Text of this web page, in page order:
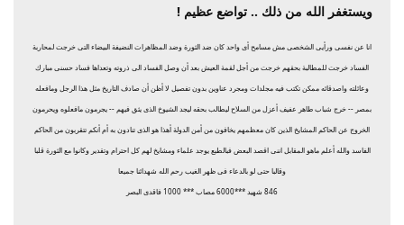
ويستغفر الله من ذلك .. تواضع عظيم !
انا عن نفسى ورأيى الشخصى مش مسامح أى واحد كان ضد الثورة وضد المظاهرات النضيفة البيضاء التى خرجت لمحاربة
الفساد خرجت للمطالبة بحقهم خرجت من أجل لقمة العيش بعد أن وصل الفساد الى ذروته وتعداها فساد حسنى مبارك
وعائلته واصدقائه ممكن تكتب فيه مجلدات ومجرد عناوين بدون تفصيل لا أظن أن صادف التاريخ مثل هذا الرجل ومافعله
بمصر -- خرج شباب طاهر عفيف أعزل من السلاح ليطالب بحقه ليجد الشيوخ الذى يثق فيهم -- يجرمون مافعلوه ويحرمون
الخروج عن الحاكم المشايخ الذين كان معظمهم يخافون من أمن الدولة أهذا هو الذى تنادون به أم أنكم تتقربون من الحاكم
الفاسد والله أعلم ماهو المقابل اننى اقصد البعض فبالطبع يوجد علماء ومشايخ لهم كل احترام وتقدير وكانوا مع الثورة قلبا
وقالبا حتى لو بالدعاء فى ظهر الغيب رحم الله شهدائنا جميعا
846 شهيد ***6000 مصاب *** 1000 فاقدى البصر